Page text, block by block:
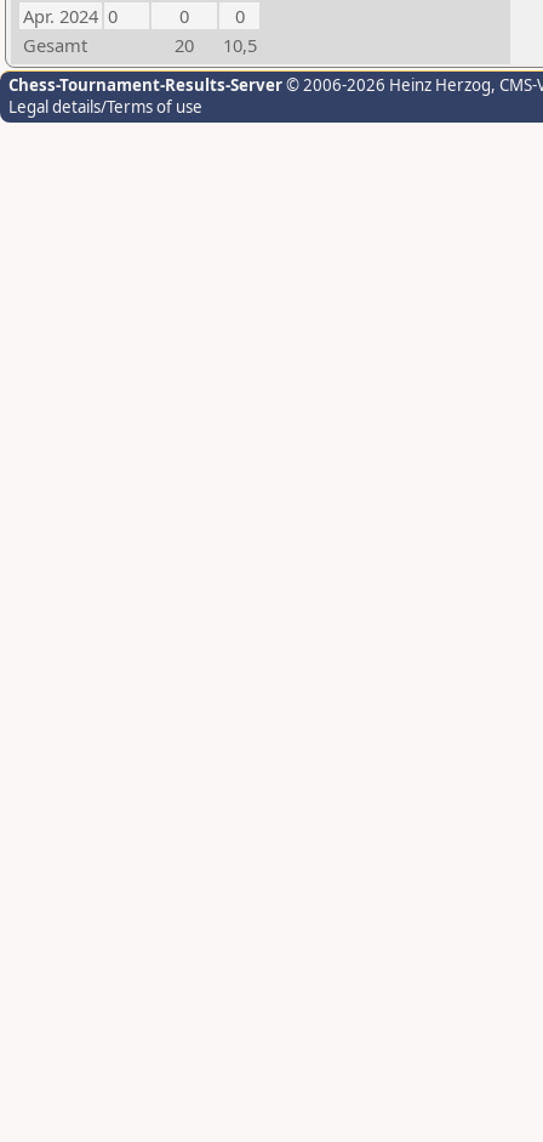
Apr. 2024 0 0
0
Gesamt
20 10,5
Chess-Tournament-Results-Server© 2006-2026 Heinz Herzog,
Legal details/Terms of use